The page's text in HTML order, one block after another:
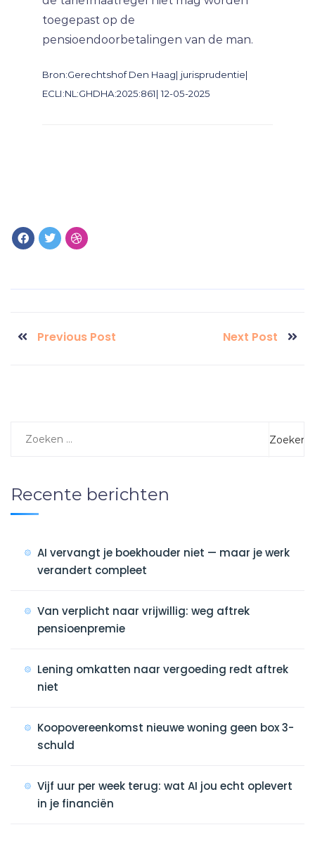
toegepast op de
pensioendoorbetalingen van de man.
Bron:Gerechtshof Den Haag| jurisprudentie|
ECLI:NL:GHDHA:2025:861| 12-05-2025
Previous Post Next Post
Recente berichten
AI vervangt je boekhouder niet — maar je werk
verandert compleet
Van verplicht naar vrijwillig: weg aftrek
pensioenpremie
Lening omkatten naar vergoeding redt aftrek
niet
Koopovereenkomst nieuwe woning geen box 3-
schuld
Vijf uur per week terug: wat AI jou echt oplevert
in je financiën